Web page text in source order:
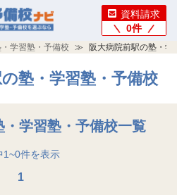
資料請求
0件
学習塾・予備校 阪大病院前駅の塾・学
塾・学習塾・予備校
・学習塾・予備校一覧
1~0件を表示
1